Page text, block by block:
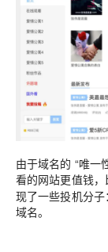
由于域名的 “唯一
看的网站更值钱，
现了一些投机分
域名。